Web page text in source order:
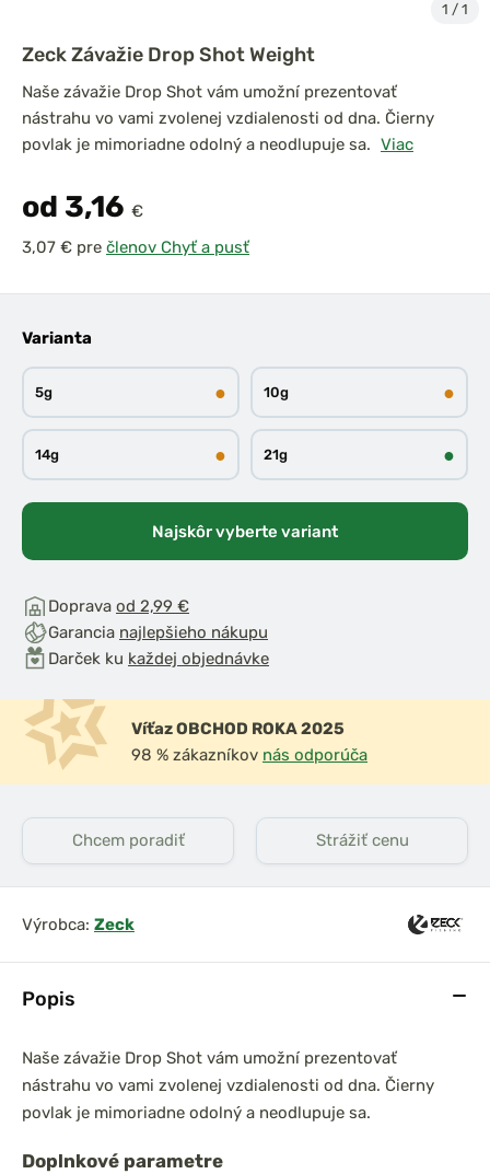
1 / 1
Popis
Naše závažie Drop Shot vám umožní prezentovať
nástrahu vo vami zvolenej vzdialenosti od dna. Čierny
povlak je mimoriadne odolný a neodlupuje sa.
Doplnkové parametre
Zeck Závažie Drop Shot Weight
Naše závažie Drop Shot vám umožní prezentovať
nástrahu vo vami zvolenej vzdialenosti od dna. Čierny
povlak je mimoriadne odolný a neodlupuje sa. Viac
od 3,16 €
pre členov Chyť a pusť
Varianta
5g ● 10g ●
14g ● 21g ●
Najskôr vyberte variant
Doprava od 2,99 €
Garancia najlepšieho nákupu
Darček ku každej objednávke
Víťaz OBCHOD ROKA 2025
98 % zákazníkov nás odporúča
Chcem poradiť Strážiť cenu
Výrobca: Zeck